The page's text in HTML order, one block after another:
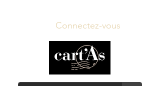
Connectez-vous